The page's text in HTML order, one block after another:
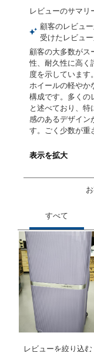
レビューを絞り込む